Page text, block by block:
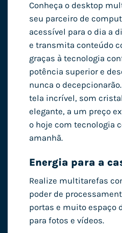
Conheça o desktop
seu parceiro de
acessível para o dia a
e transmita conteúdo
graças à tecnologia
potência superior e
nunca o
tela incrível, som
elegante, a um preço
o hoje com tecnologia
amanhã.
Energia para a
Realize multitarefas
poder de
portas e muito espaço
para fotos e vídeos.